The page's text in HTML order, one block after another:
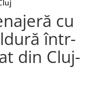
cu
într-
din Cluj-